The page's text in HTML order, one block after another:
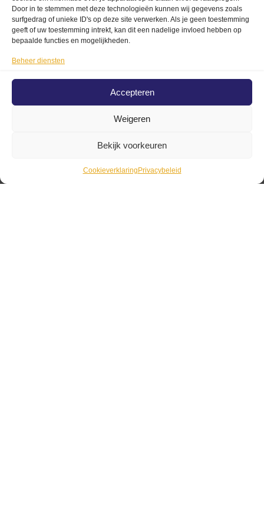
Door in te stemmen met deze technologieën kunnen wij gegevens zoals
surfgedrag of unieke ID's op deze site verwerken. Als je geen toestemming
geeft of uw toestemming intrekt, kan dit een nadelige invloed hebben op
bepaalde functies en mogelijkheden.
Beheer diensten
Accepteren
Weigeren
Bekijk voorkeuren
Cookieverklaring Privacybeleid
selecteren
Opties
selecteren
Opties
selecteren
Blikken witte
Fiat 500 met
surfplanken